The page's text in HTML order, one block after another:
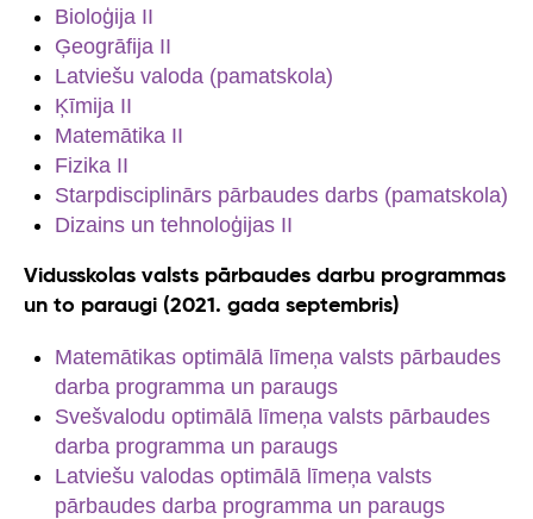
Bioloģija II
Ģeogrāfija II
Latviešu valoda (pamatskola)
Ķīmija II
Matemātika II
Fizika II
Starpdisciplinārs pārbaudes darbs (pamatskola)
Dizains un tehnoloģijas II
Vidusskolas valsts pārbaudes darbu programmas
un to paraugi (2021. gada septembris)
Matemātikas optimālā līmeņa valsts pārbaudes
darba programma un paraugs
Svešvalodu optimālā līmeņa valsts pārbaudes
darba programma un paraugs
Latviešu valodas optimālā līmeņa valsts
pārbaudes darba programma un paraugs